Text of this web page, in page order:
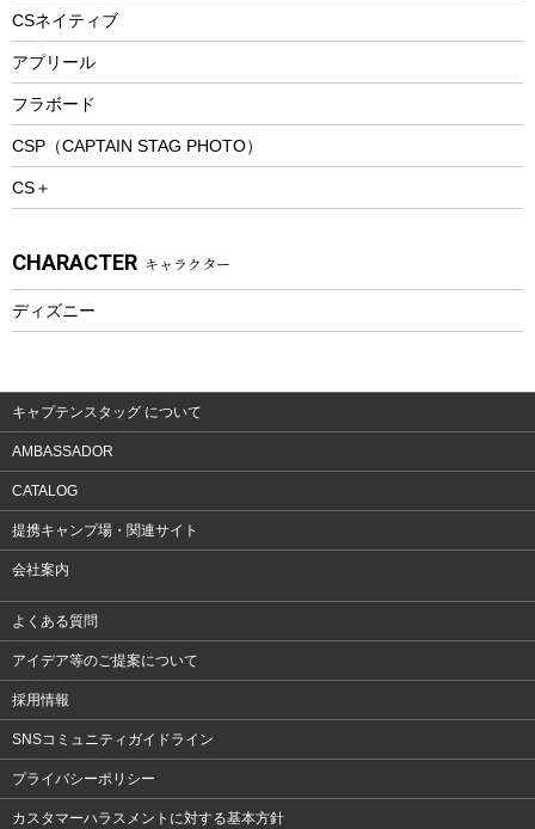
トレッキング
トレッキングアクセサリー
プレイグッズ
ウェルネス
ウェア、タオル
ウェア
CSネイティブ
アプリール
フラボード
CSP（CAPTAIN STAG PHOTO）
CS＋
CHARACTER キャラクター
ディズニー
キャプテンスタッグ について
AMBASSADOR
CATALOG
提携キャンプ場・関連サイト
会社案内
よくある質問
アイデア等のご提案について
採用情報
SNSコミュニティガイドライン
プライバシーポリシー
カスタマーハラスメントに対する基本方針